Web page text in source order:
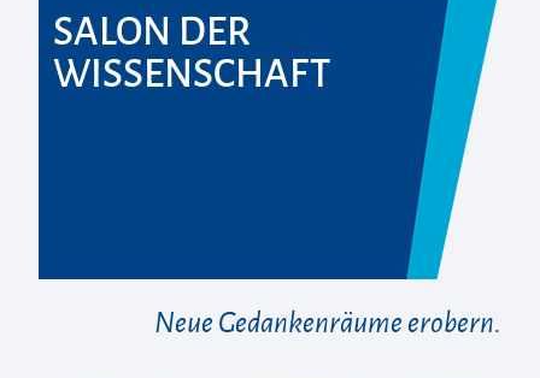
SALON DER
WISSENSCHAFT
Neue Gedankenräume erobern.